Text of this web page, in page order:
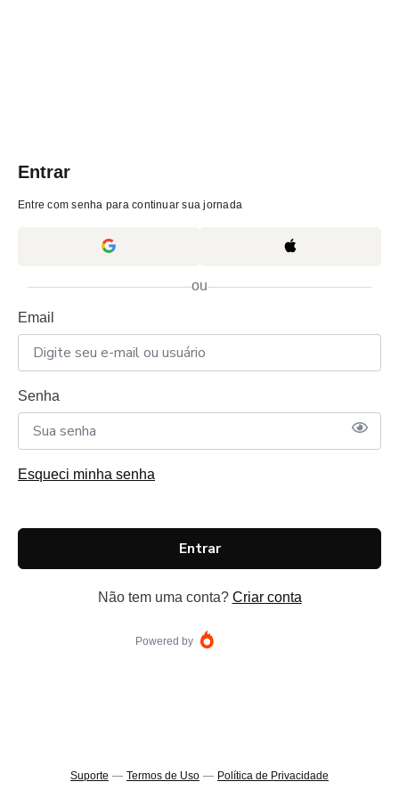
Entrar
Entre com senha para continuar sua jornada
ou
Email
Senha
Esqueci minha senha
Entrar
Não tem uma conta? Criar conta
Powered by
Suporte — Termos de Uso — Política de Privacidade